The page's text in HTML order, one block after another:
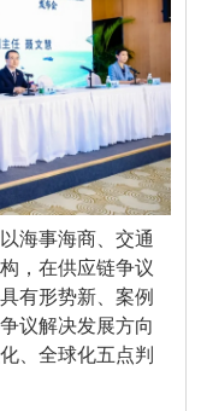
海事海商、交通
，在供应链争议
有形势新、案例
议解决发展方向
、全球化五点判